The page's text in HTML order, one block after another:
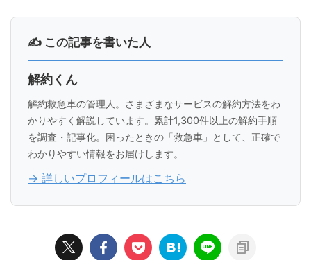
✍ この記事を書いた人
解約くん
解約救急車の管理人。さまざまなサービスの解約方法をわ
かりやすく解説しています。累計1,300件以上の解約手順
を調査・記事化。困ったときの「救急車」として、正確で
わかりやすい情報をお届けします。
→ 詳しいプロフィールはこちら